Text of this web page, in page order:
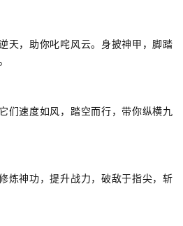
天，助你叱咤风云。身披神甲，脚踏
们速度如风，踏空而行，带你纵横九
炼神功，提升战力，破敌于指尖，斩